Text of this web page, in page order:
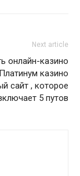
Next article
онлайн-казино
казино
сайт , которое
5 путов